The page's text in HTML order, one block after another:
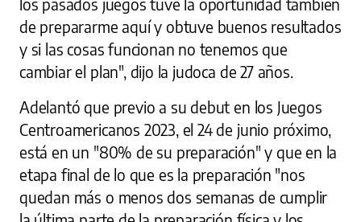
de prepararme aquí y obtuve buenos resultados
y si las cosas funcionan no tenemos que
cambiar el plan", dijo la judoca de 27 años.
Adelantó que previo a su debut en los Juegos
Centroamericanos 2023, el 24 de junio próximo,
está en un "80% de su preparación" y que en la
etapa final de lo que es la preparación "nos
quedan más o menos dos semanas de cumplir